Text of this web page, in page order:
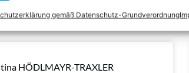
gemäß Datenschutz-Grundverordnung
HÖDLMAYR-TRAXLER